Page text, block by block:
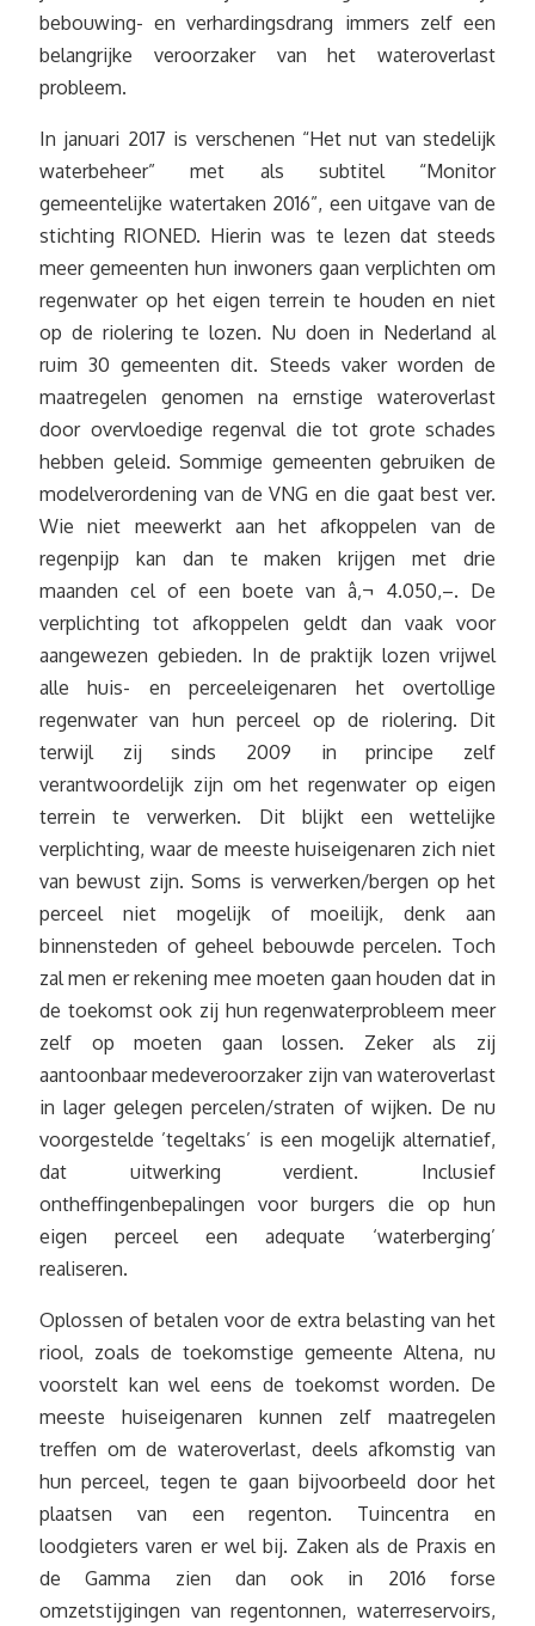
bebouwing- en verhardingsdrang immers zelf een
belangrijke veroorzaker van het wateroverlast
probleem.
In januari 2017 is verschenen “Het nut van stedelijk
waterbeheer” met als subtitel “Monitor
gemeentelijke watertaken 2016”, een uitgave van de
stichting RIONED. Hierin was te lezen dat steeds
meer gemeenten hun inwoners gaan verplichten om
regenwater op het eigen terrein te houden en niet
op de riolering te lozen. Nu doen in Nederland al
ruim 30 gemeenten dit. Steeds vaker worden de
maatregelen genomen na ernstige wateroverlast
door overvloedige regenval die tot grote schades
hebben geleid. Sommige gemeenten gebruiken de
modelverordening van de VNG en die gaat best ver.
Wie niet meewerkt aan het afkoppelen van de
regenpijp kan dan te maken krijgen met drie
maanden cel of een boete van â‚¬ 4.050,–. De
verplichting tot afkoppelen geldt dan vaak voor
aangewezen gebieden. In de praktijk lozen vrijwel
alle huis- en perceeleigenaren het overtollige
regenwater van hun perceel op de riolering. Dit
terwijl zij sinds 2009 in principe zelf
verantwoordelijk zijn om het regenwater op eigen
terrein te verwerken. Dit blijkt een wettelijke
verplichting, waar de meeste huiseigenaren zich niet
van bewust zijn. Soms is verwerken/bergen op het
perceel niet mogelijk of moeilijk, denk aan
binnensteden of geheel bebouwde percelen. Toch
zal men er rekening mee moeten gaan houden dat in
de toekomst ook zij hun regenwaterprobleem meer
zelf op moeten gaan lossen. Zeker als zij
aantoonbaar medeveroorzaker zijn van wateroverlast
in lager gelegen percelen/straten of wijken. De nu
voorgestelde ’tegeltaks’ is een mogelijk alternatief,
dat uitwerking verdient. Inclusief
ontheffingenbepalingen voor burgers die op hun
eigen perceel een adequate ‘waterberging’
realiseren.
Oplossen of betalen voor de extra belasting van het
riool, zoals de toekomstige gemeente Altena, nu
voorstelt kan wel eens de toekomst worden. De
meeste huiseigenaren kunnen zelf maatregelen
treffen om de wateroverlast, deels afkomstig van
hun perceel, tegen te gaan bijvoorbeeld door het
plaatsen van een regenton. Tuincentra en
loodgieters varen er wel bij. Zaken als de Praxis en
de Gamma zien dan ook in 2016 forse
omzetstijgingen van regentonnen, waterreservoirs,